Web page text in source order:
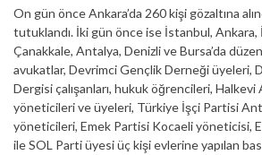
On gün önce Ankara’da 260 kişi gözaltına
tutuklandı. İki gün önce ise İstanbul, Ankara,
Çanakkale, Antalya, Denizli ve Bursa’da
avukatlar, Devrimci Gençlik Derneği üyeleri,
Dergisi çalışanları, hukuk öğrencileri,
yöneticileri ve üyeleri, Türkiye İşçi Partisi
yöneticileri, Emek Partisi Kocaeli yöneticisi,
ile SOL Parti üyesi üç kişi evlerine yapılan